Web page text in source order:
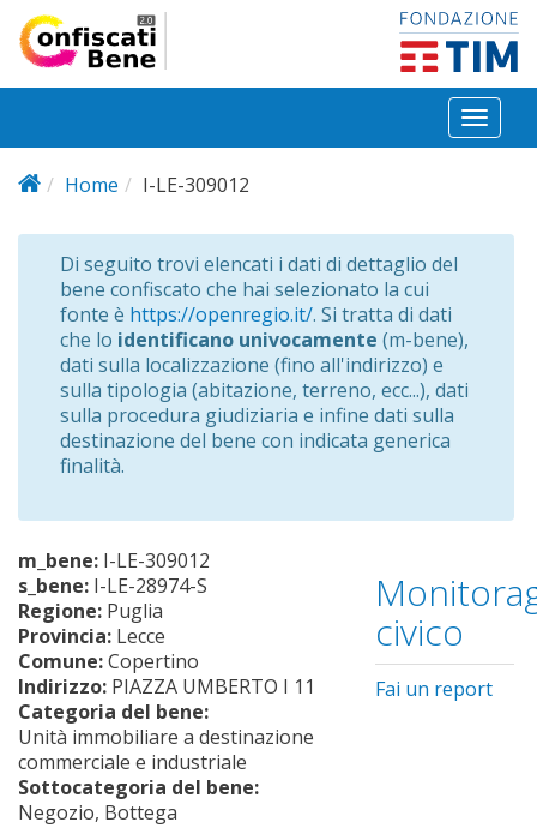
Salta al contenuto principale
Toggle
Home
I-LE-309012
Di seguito trovi elencati i dati di dettaglio del
bene confiscato che hai selezionato la cui
fonte è https://openregio.it/. Si tratta di dati
che lo identificano univocamente (m-bene),
dati sulla localizzazione (fino all'indirizzo) e
sulla tipologia (abitazione, terreno, ecc...), dati
sulla procedura giudiziaria e infine dati sulla
destinazione del bene con indicata generica
finalità.
m_bene: I-LE-309012
s_bene: I-LE-28974-S
Regione: Puglia
Provincia: Lecce
Comune:Copertino
Indirizzo: PIAZZA UMBERTO I 11
Categoria del bene:
Unità immobiliare a destinazione
commerciale e industriale
Sottocategoria del bene:
Negozio, Bottega
civico
Fai un report